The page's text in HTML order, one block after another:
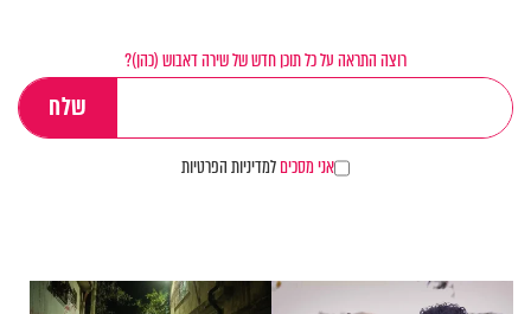
רוצה התראה על כל תוכן חדש של שירה דאבוש (כהן)?
אני מסכיםלמדיניות הפרטיות